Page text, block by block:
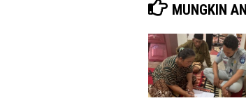
MUNGKIN